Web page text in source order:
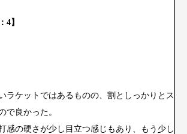
4】
ラケットではあるものの、割としっかりとス
で良かった。
感の硬さが少し目立つ感じもあり、もう少し